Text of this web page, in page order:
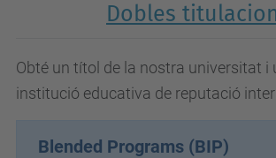
Dobles
Obté un títol de la nostra universitat i
institució educativa de reputació
Blended Programs (BIP)